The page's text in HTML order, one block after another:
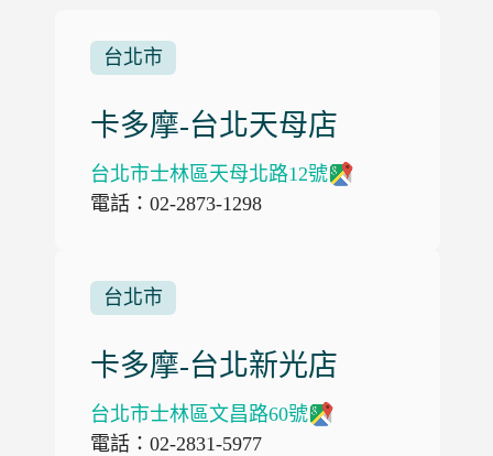
台北市
卡多摩-台北天母店
台北市士林區天母北路12號
電話：02-2873-1298
台北市
卡多摩-台北新光店
台北市士林區文昌路60號
電話：02-2831-5977